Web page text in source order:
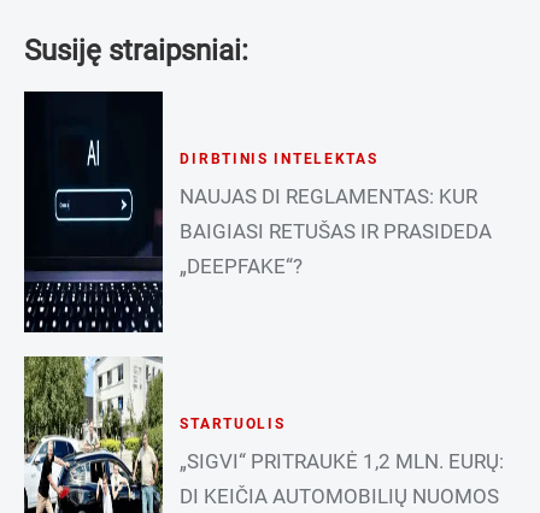
Susiję straipsniai:
DIRBTINIS INTELEKTAS
NAUJAS DI REGLAMENTAS: KUR
BAIGIASI RETUŠAS IR PRASIDEDA
„DEEPFAKE“?
STARTUOLIS
„SIGVI“ PRITRAUKĖ 1,2 MLN. EURŲ:
DI KEIČIA AUTOMOBILIŲ NUOMOS